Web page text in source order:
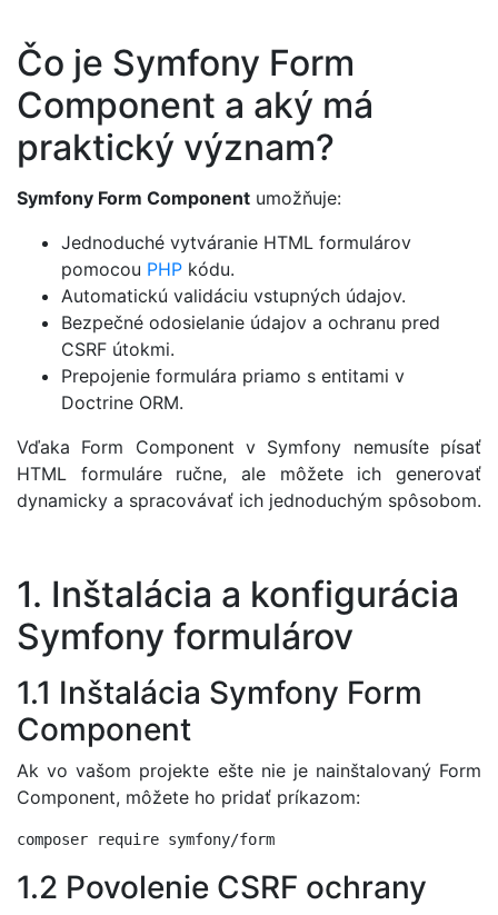
Čo je Symfony Form
Component a aký má
praktický význam?
Symfony Form Component umožňuje:
Jednoduché vytváranie HTML formulárov
pomocou PHP kódu.
Automatickú validáciu vstupných údajov.
Bezpečné odosielanie údajov a ochranu pred
CSRF útokmi.
Prepojenie formulára priamo s entitami v
Doctrine ORM.
Vďaka Form Component v Symfony nemusíte písať
HTML formuláre ručne, ale môžete ich generovať
dynamicky a spracovávať ich jednoduchým spôsobom.
1. Inštalácia a konfigurácia
Symfony formulárov
1.1 Inštalácia Symfony Form
Component
Ak vo vašom projekte ešte nie je nainštalovaný Form
Component, môžete ho pridať príkazom:
1.2 Povolenie CSRF ochrany